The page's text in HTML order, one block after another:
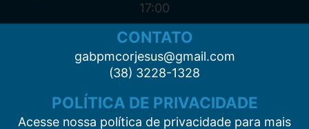
17:00
CONTATO
gabpmcorjesus@gmail.com
(38) 3228-1328
POLÍTICA DE PRIVACIDADE
Acesse nossa política de privacidade para mais